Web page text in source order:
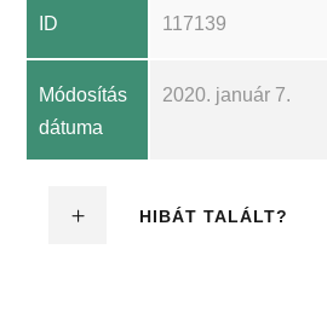
ID 117139
Módosítás
dátuma
2020. január 7.
HIBÁT TALÁLT?